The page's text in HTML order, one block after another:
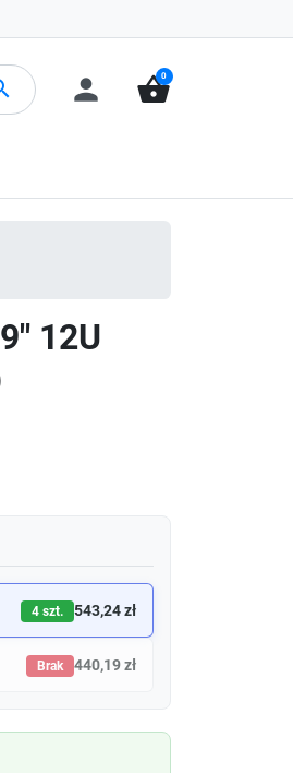
person shopping_basket
0
12U
4 szt. 543,24 zł
Brak 440,19 zł